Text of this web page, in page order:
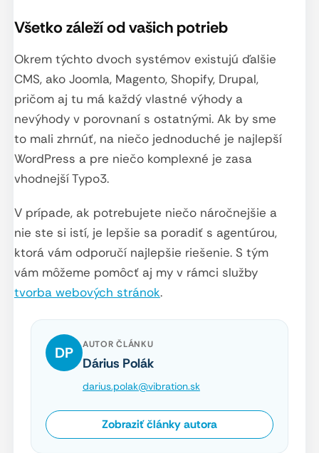
Všetko záleží od vašich potrieb
Okrem týchto dvoch systémov existujú ďalšie
CMS, ako Joomla, Magento, Shopify, Drupal,
pričom aj tu má každý vlastné výhody a
nevýhody v porovnaní s ostatnými. Ak by sme
to mali zhrnúť, na niečo jednoduché je najlepší
WordPress a pre niečo komplexné je zasa
vhodnejší Typo3.
V prípade, ak potrebujete niečo náročnejšie a
nie ste si istí, je lepšie sa poradiť s agentúrou,
ktorá vám odporučí najlepšie riešenie. S tým
vám môžeme pomôcť aj my v rámci služby
tvorba webových stránok.
DP AUTOR ČLÁNKU
Dárius Polák
darius.polak@vibration.sk
Zobraziť články autora